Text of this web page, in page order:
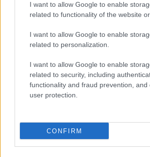
I want to allow Google to enable
related to functionality of the website or
I want to allow Google to enable
related to personalization.
I want to allow Google to enable
related to security, including
functionality and fraud prevention, and
user protection.
CONFIRM
ICA Milano presenta mostre, concerti
Matteo Pellegrino · 6 Ago 2026
NEWS E ATTUALITÀ